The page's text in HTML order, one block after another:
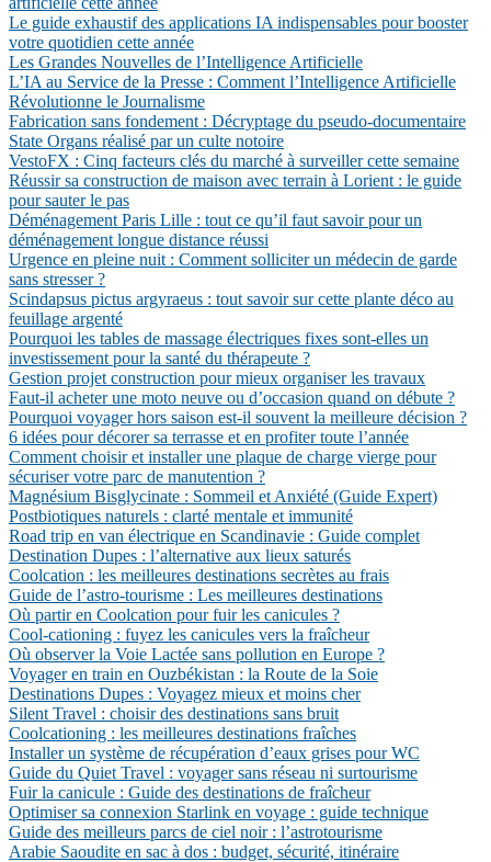
Le guide exhaustif des applications IA indispensables pour booster
votre quotidien cette année
Les Grandes Nouvelles de l’Intelligence Artificielle
L’IA au Service de la Presse : Comment l’Intelligence Artificielle
Révolutionne le Journalisme
Fabrication sans fondement : Décryptage du pseudo-documentaire
State Organs réalisé par un culte notoire
VestoFX : Cinq facteurs clés du marché à surveiller cette semaine
Réussir sa construction de maison avec terrain à Lorient : le guide
pour sauter le pas
Déménagement Paris Lille : tout ce qu’il faut savoir pour un
déménagement longue distance réussi
Urgence en pleine nuit : Comment solliciter un médecin de garde
sans stresser ?
Scindapsus pictus argyraeus : tout savoir sur cette plante déco au
feuillage argenté
Pourquoi les tables de massage électriques fixes sont-elles un
investissement pour la santé du thérapeute ?
Gestion projet construction pour mieux organiser les travaux
Faut-il acheter une moto neuve ou d’occasion quand on débute ?
Pourquoi voyager hors saison est-il souvent la meilleure décision ?
6 idées pour décorer sa terrasse et en profiter toute l’année
Comment choisir et installer une plaque de charge vierge pour
sécuriser votre parc de manutention ?
Magnésium Bisglycinate : Sommeil et Anxiété (Guide Expert)
Postbiotiques naturels : clarté mentale et immunité
Road trip en van électrique en Scandinavie : Guide complet
Destination Dupes : l’alternative aux lieux saturés
Coolcation : les meilleures destinations secrètes au frais
Guide de l’astro-tourisme : Les meilleures destinations
Où partir en Coolcation pour fuir les canicules ?
Cool-cationing : fuyez les canicules vers la fraîcheur
Où observer la Voie Lactée sans pollution en Europe ?
Voyager en train en Ouzbékistan : la Route de la Soie
Destinations Dupes : Voyagez mieux et moins cher
Silent Travel : choisir des destinations sans bruit
Coolcationing : les meilleures destinations fraîches
Installer un système de récupération d’eaux grises pour WC
Guide du Quiet Travel : voyager sans réseau ni surtourisme
Fuir la canicule : Guide des destinations de fraîcheur
Optimiser sa connexion Starlink en voyage : guide technique
Guide des meilleurs parcs de ciel noir : l’astrotourisme
Arabie Saoudite en sac à dos : budget, sécurité, itinéraire